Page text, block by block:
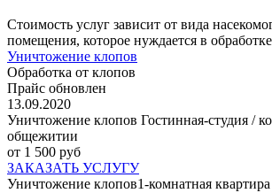
Стоимость услуг зависит от вида
помещения, которое нуждается в обработке
Уничтожение клопов
Обработка от клопов
Прайс обновлен
13.09.2020
Уничтожение клопов Гостинная-студия /
общежитии
от 1 500 руб
ЗАКАЗАТЬ УСЛУГУ
Уничтожение клопов1-комнатная квартира